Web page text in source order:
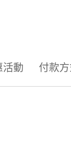
活動 付款